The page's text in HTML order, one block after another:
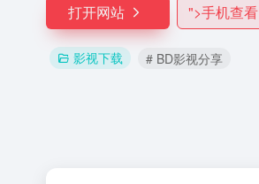
打开网站 ">手机查看
影视下载 # BD影视分享